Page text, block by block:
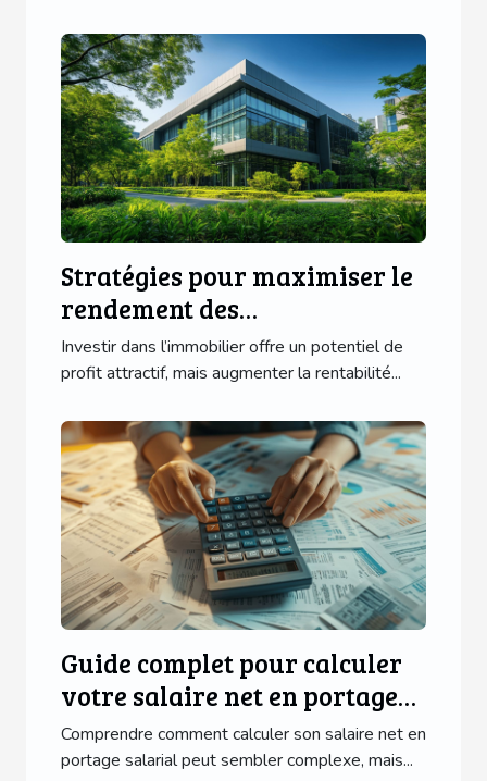
Stratégies pour maximiser le
rendement des
investissements immobiliers
Investir dans l’immobilier offre un potentiel de
profit attractif, mais augmenter la rentabilité...
Guide complet pour calculer
votre salaire net en portage
salarial
Comprendre comment calculer son salaire net en
portage salarial peut sembler complexe, mais...